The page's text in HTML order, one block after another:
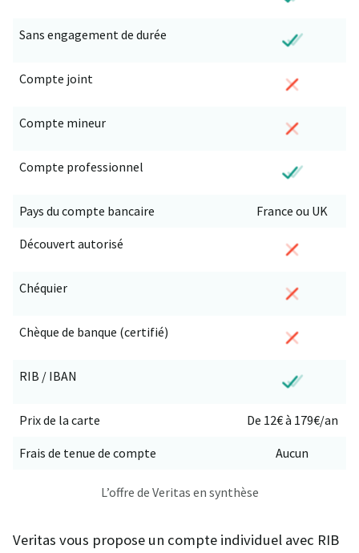
Sans engagement de durée
Compte joint
Compte mineur
Compte professionnel
Pays du compte bancaire France ou UK
Découvert autorisé
Chéquier
Chèque de banque (certifié)
RIB / IBAN
Prix de la carte De 12€ à 179€/an
Frais de tenue de compte Aucun
L’offre de Veritas en synthèse
Veritas vous propose un compte individuel avec RIB